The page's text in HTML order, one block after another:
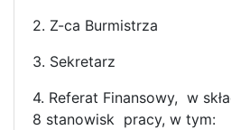
2. Z-ca Burmistrza
3. Sekretarz
4. Referat Finansowy, w
8 stanowisk pracy, w tym: